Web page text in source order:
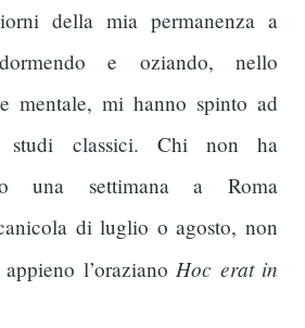
della mia permanenza a
e oziando, nello
mentale, mi hanno spinto ad
studi classici. Chi non ha
una settimana a Roma
di luglio o agosto, non
l’oraziano Hoc erat in